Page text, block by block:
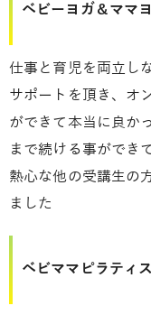
ベビーヨガ＆ママ
仕事と育児を両立し
サポートを頂き、オ
ができて本当に良か
まで続ける事ができ
熱心な他の受講生の
ました
ベビママピラティ